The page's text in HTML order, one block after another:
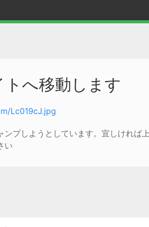
トへ移動します
Lc019cJ.jpg
ンプしようとしています。宜しければ
い